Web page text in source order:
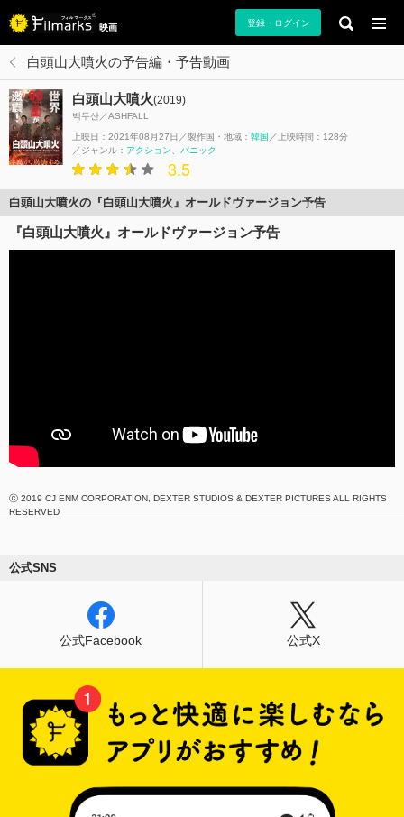
映画 登録・ログイン
白頭山大噴火の予告編・予告動画
白頭山大噴火(2019)
백두산／ASHFALL
上映日：2021年08月27日 製作国・地域： 韓国
上映時間：128分
ジャンル： アクション パニック
3.5
白頭山大噴火の『白頭山大噴火』オールドヴァージョン予告
『白頭山大噴火』オールドヴァージョン予告
ⓒ 2019 CJ ENM CORPORATION, DEXTER STUDIOS & DEXTER PICTURES ALL RIGHTS
RESERVED
公式SNS
公式Facebook 公式X